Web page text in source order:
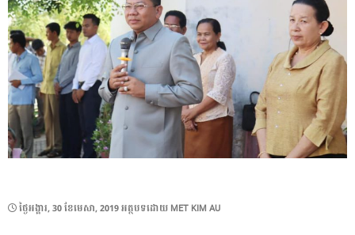
POSTED
ថ្ងៃ​អង្គារ, 30 ខែ​មេសា, 2019អត្ថបទដោយ MET KIM AU